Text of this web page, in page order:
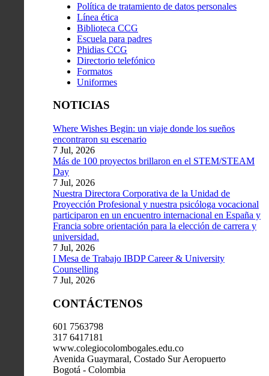
Política de tratamiento de datos personales
Línea ética
Biblioteca CCG
Escuela para padres
Phidias CCG
Directorio telefónico
Formatos
Uniformes
NOTICIAS
Where Wishes Begin: un viaje donde los sueños
encontraron su escenario
7 Jul, 2026
Más de 100 proyectos brillaron en el STEM/STEAM
Day
7 Jul, 2026
Nuestra Directora Corporativa de la Unidad de
Proyección Profesional y nuestra psicóloga vocacional
participaron en un encuentro internacional en España y
Francia sobre orientación para la elección de carrera y
universidad.
7 Jul, 2026
I Mesa de Trabajo IBDP Career & University
Counselling
7 Jul, 2026
CONTÁCTENOS
601 7563798
317 6417181
www.colegiocolombogales.edu.co
Avenida Guaymaral, Costado Sur Aeropuerto
Bogotá - Colombia